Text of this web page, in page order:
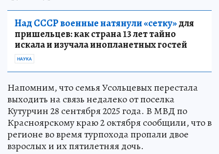
Над СССР военные натянули «сетку»для
пришельцев: как страна 13 лет тайно
искала и изучала инопланетных гостей
НАУКА
Напомним, что семья Усольцевых перестала
выходить на связь недалеко от поселка
Кутурчин 28 сентября 2025 года. В МВД по
Красноярскому краю 2 октября сообщили, что в
регионе во время турпохода пропали двое
взрослых и их пятилетняя дочь.